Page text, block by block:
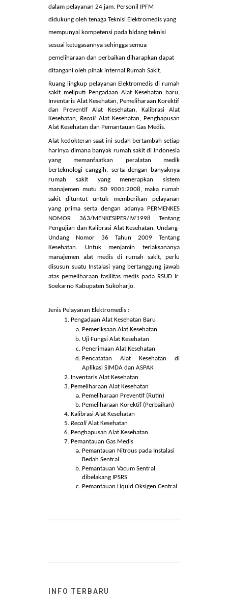
berhubungan dengan peralatan medis di semua
ruangan pelayanan medis dan penunjang medis
dalam pelayanan 24 jam. Personil IPFM
didukung oleh tenaga Teknisi Elektromedis yang
mempunyai kompetensi pada bidang teknisi
sesuai ketugasannya sehingga semua
pemeliharaan dan perbaikan diharapkan dapat
ditangani oleh pihak internal Rumah Sakit.
Ruang lingkup pelayanan Elektromedisdi rumah
sakit meliputiPengadaan Alat Kesehatan baru,
dan Preventif Alat Kesehatan, Kalibrasi Alat
Kesehatan,
RecallAlat Kesehatan, Penghapusan
Alat Kesehatan dan Pemantauan Gas Medis.
Alat kedokteran saat ini sudah bertambah setiap
harinya dimana banyak rumah sakit di Indonesia
yang memanfaatkan peralatan medik
berteknologi canggih, serta dengan banyaknya
rumah sakit yang menerapkan sistem
manajemen mutu IS0 9001:2008, maka rumah
sakit dituntut untuk memberikan pelayanan
yang prima serta dengan adanya PERMENKES
NOMOR 363/MENKESIPER/IV/1998 Tentang
Pengujian dan Kalibrasi Alat Kesehatan. Undang-
Undang Nomor 36 Tahun 2009 Tentang
manajemen alat medis di rumah sakit, perlu
disusun suatu Instalasi yang bertanggung jawab
atas pemeliharaan fasilitas medis pada RSUD Ir.
Soekarno Kabupaten Sukoharjo.
Jenis Pelayanan Elektromedis :
Pengadaan Alat Kesehatan Baru
Pemeriksaan Alat Kesehatan
Uji Fungsi Alat Kesehatan
Penerimaan Alat Kesehatan
Pencatatan Alat Kesehatan di
Aplikasi SIMDA dan ASPAK
Inventaris Alat Kesehatan
Pemeliharaan Alat Kesehatan
Pemeliharaan Preventif (Rutin)
Pemeliharaan Korektif (Perbaikan)
Kalibrasi Alat Kesehatan
RecallAlat Kesehatan